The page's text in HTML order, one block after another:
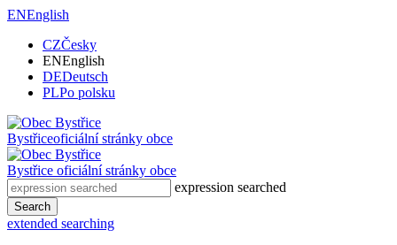
ENEnglish
CZČesky
ENEnglish
DEDeutsch
PLPo polsku
Bystřiceoficiální stránky obce
Bystřice oficiální stránky obce
expression searched
Search
extended searching